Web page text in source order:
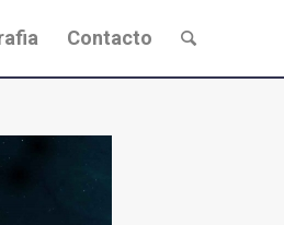
Contacto